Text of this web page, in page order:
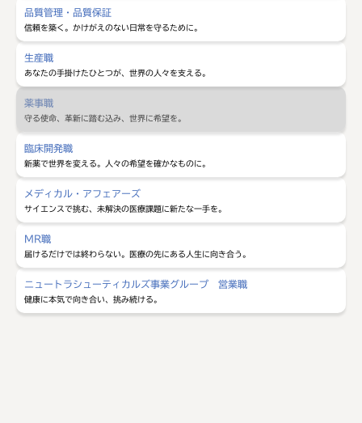
品質管理・品質保証
信頼を築く。かけがえのない日常を守るために。
生産職
あなたの手掛けたひとつが、世界の人々を支える。
薬事職
守る使命、革新に踏む込み、世界に希望を。
臨床開発職
新薬で世界を変える。人々の希望を確かなものに。
メディカル・アフェアーズ
サイエンスで挑む、未解決の医療課題に新たな一手を。
MR職
届けるだけでは終わらない。医療の先にある人生に向き合う。
ニュートラシューティカルズ事業グループ 営業職
健康に本気で向き合い、挑み続ける。